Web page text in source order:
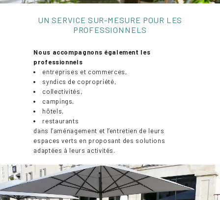
UN SERVICE SUR-MESURE POUR LES
PROFESSIONNELS
Nous accompagnons également les
professionnels
entreprises et commerces,
syndics de copropriété,
collectivités,
campings,
hôtels,
restaurants
dans l’aménagement et l’entretien de leurs
espaces verts en proposant des solutions
adaptées à leurs activités.